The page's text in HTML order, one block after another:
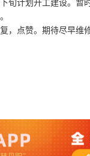
旬计划开工建设。暂
点赞。期待尽早维修